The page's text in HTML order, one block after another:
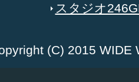
スタジオ
(C) 2015 WIDE